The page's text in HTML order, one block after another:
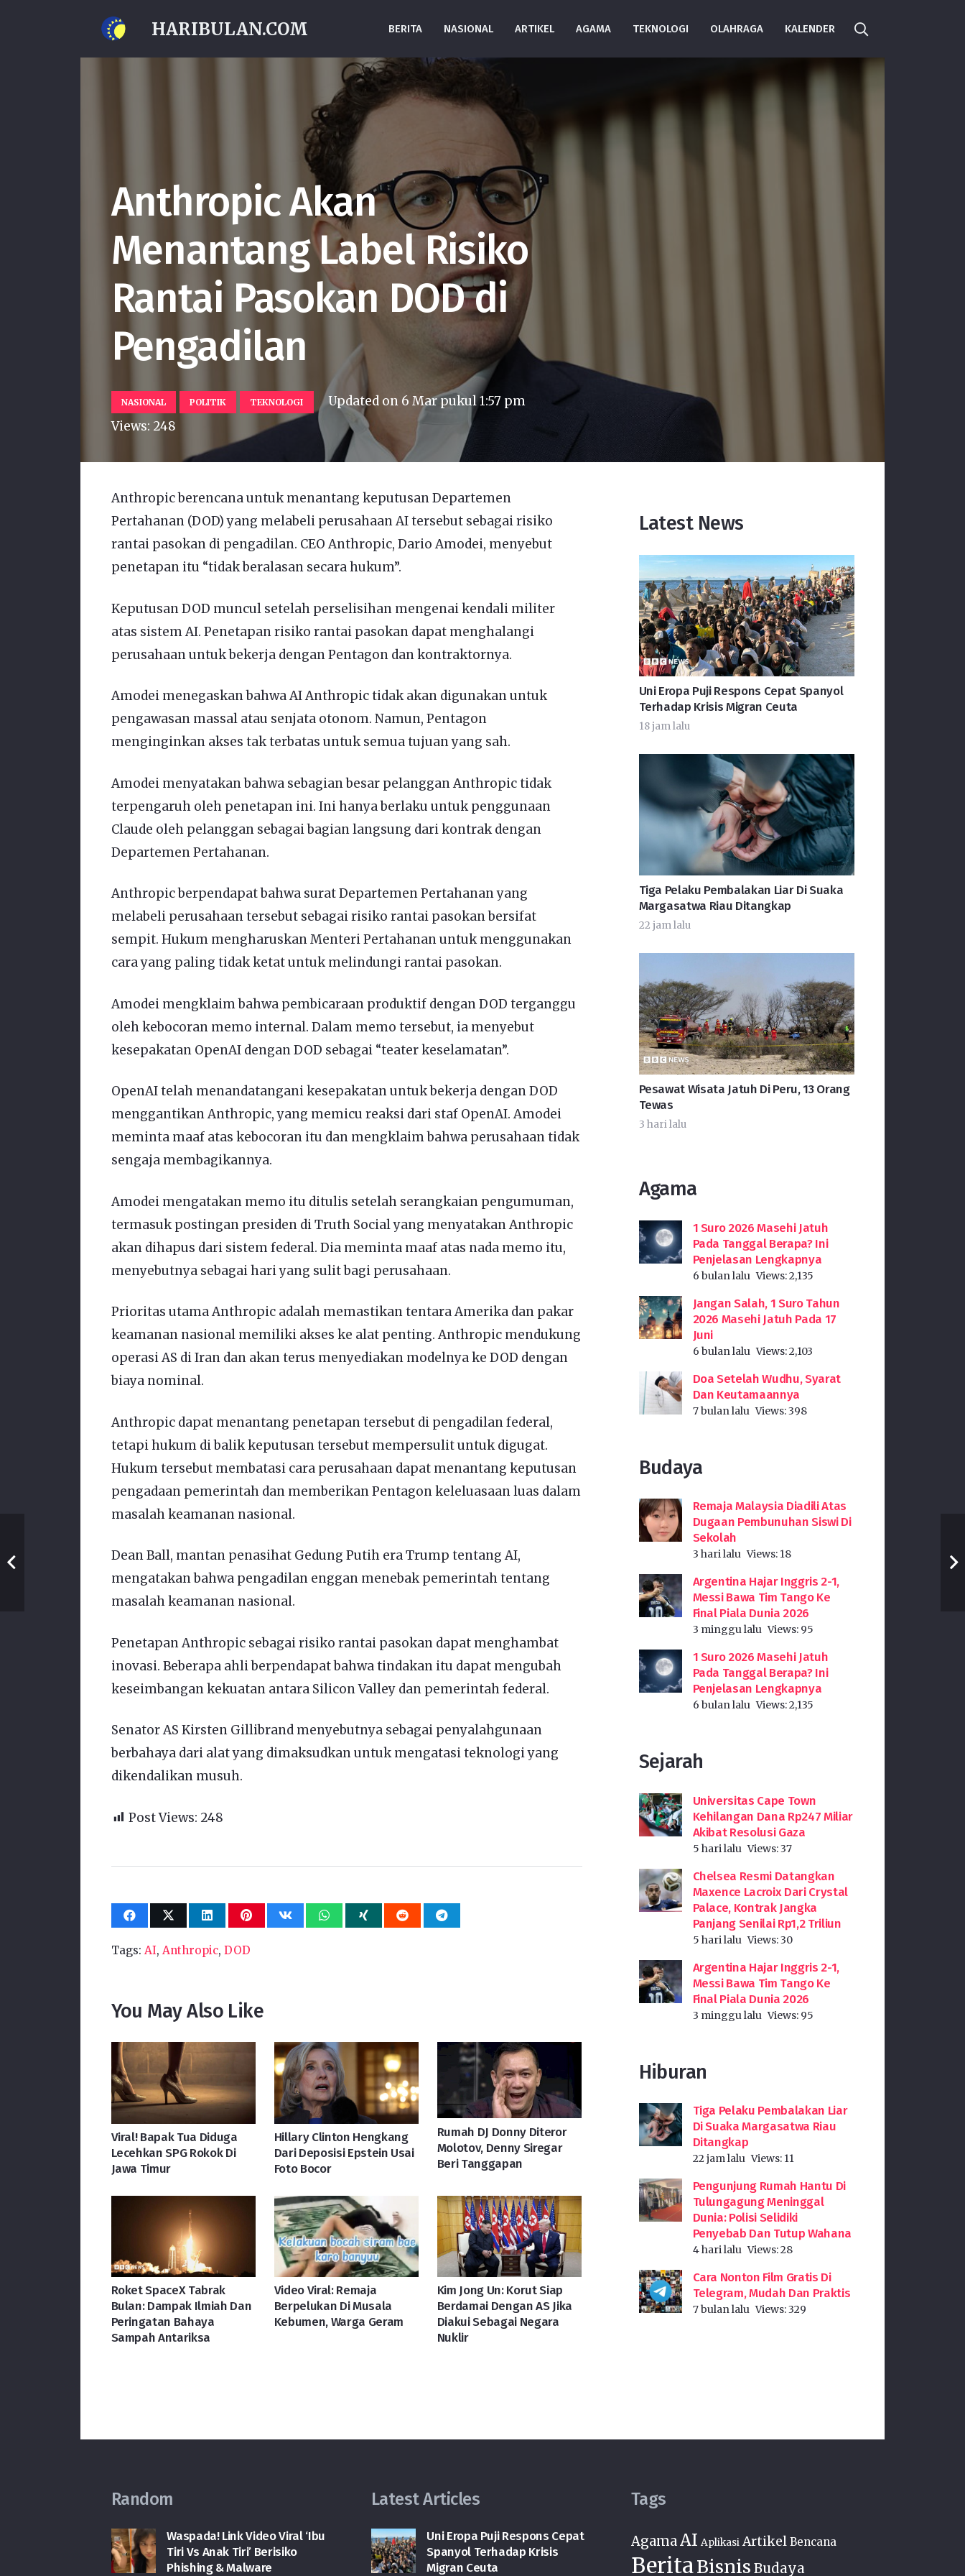
HARIBULAN.COM BERITA NASIONAL ARTIKEL AGAMA TEKNOLOGI OLAHRAGA KALENDER
Anthropic Akan
Menantang Label Risiko
Rantai Pasokan DOD di
Pengadilan
NASIONAL POLITIK TEKNOLOGI Updated on 6 Mar pukul 1:57 pm
Views: 248
Anthropic berencana untuk menantang keputusan Departemen
Pertahanan (DOD) yang melabeli perusahaan AI tersebut sebagai risiko
rantai pasokan di pengadilan. CEO Anthropic, Dario Amodei, menyebut
penetapan itu “tidak beralasan secara hukum”.
Keputusan DOD muncul setelah perselisihan mengenai kendali militer
atas sistem AI. Penetapan risiko rantai pasokan dapat menghalangi
perusahaan untuk bekerja dengan Pentagon dan kontraktornya.
Amodei menegaskan bahwa AI Anthropic tidak akan digunakan untuk
pengawasan massal atau senjata otonom. Namun, Pentagon
menginginkan akses tak terbatas untuk semua tujuan yang sah.
Amodei menyatakan bahwa sebagian besar pelanggan Anthropic tidak
terpengaruh oleh penetapan ini. Ini hanya berlaku untuk penggunaan
Claude oleh pelanggan sebagai bagian langsung dari kontrak dengan
Departemen Pertahanan.
Anthropic berpendapat bahwa surat Departemen Pertahanan yang
melabeli perusahaan tersebut sebagai risiko rantai pasokan bersifat
sempit. Hukum mengharuskan Menteri Pertahanan untuk menggunakan
cara yang paling tidak ketat untuk melindungi rantai pasokan.
Amodei mengklaim bahwa pembicaraan produktif dengan DOD terganggu
oleh kebocoran memo internal. Dalam memo tersebut, ia menyebut
kesepakatan OpenAI dengan DOD sebagai “teater keselamatan”.
OpenAI telah menandatangani kesepakatan untuk bekerja dengan DOD
menggantikan Anthropic, yang memicu reaksi dari staf OpenAI. Amodei
meminta maaf atas kebocoran itu dan mengklaim bahwa perusahaan tidak
sengaja membagikannya.
Amodei mengatakan memo itu ditulis setelah serangkaian pengumuman,
termasuk postingan presiden di Truth Social yang menyatakan Anthropic
akan dihapus dari sistem federal. Dia meminta maaf atas nada memo itu,
menyebutnya sebagai hari yang sulit bagi perusahaan.
Prioritas utama Anthropic adalah memastikan tentara Amerika dan pakar
keamanan nasional memiliki akses ke alat penting. Anthropic mendukung
operasi AS di Iran dan akan terus menyediakan modelnya ke DOD dengan
biaya nominal.
Anthropic dapat menantang penetapan tersebut di pengadilan federal,
tetapi hukum di balik keputusan tersebut mempersulit untuk digugat.
Hukum tersebut membatasi cara perusahaan dapat menantang keputusan
pengadaan pemerintah dan memberikan Pentagon keleluasaan luas dalam
masalah keamanan nasional.
Dean Ball, mantan penasihat Gedung Putih era Trump tentang AI,
mengatakan bahwa pengadilan enggan menebak pemerintah tentang
masalah keamanan nasional.
Penetapan Anthropic sebagai risiko rantai pasokan dapat menghambat
inovasi. Beberapa ahli berpendapat bahwa tindakan itu dapat mengubah
keseimbangan kekuatan antara Silicon Valley dan pemerintah federal.
Senator AS Kirsten Gillibrand menyebutnya sebagai penyalahgunaan
berbahaya dari alat yang dimaksudkan untuk mengatasi teknologi yang
dikendalikan musuh.
Post Views: 248
Tags: AI, Anthropic, DOD
You May Also Like
Viral! Bapak Tua Diduga
Lecehkan SPG Rokok Di
Jawa Timur
Hillary Clinton Hengkang
Dari Deposisi Epstein Usai
Foto Bocor
Rumah DJ Donny Diteror
Molotov, Denny Siregar
Beri Tanggapan
Roket SpaceX Tabrak
Bulan: Dampak Ilmiah Dan
Peringatan Bahaya
Sampah Antariksa
Video Viral: Remaja
Berpelukan Di Musala
Kebumen, Warga Geram
Kim Jong Un: Korut Siap
Berdamai Dengan AS Jika
Diakui Sebagai Negara
Nuklir
Latest News
Uni Eropa Puji Respons Cepat Spanyol
Terhadap Krisis Migran Ceuta
18 jam lalu
Tiga Pelaku Pembalakan Liar Di Suaka
Margasatwa Riau Ditangkap
22 jam lalu
Pesawat Wisata Jatuh Di Peru, 13 Orang
Tewas
3 hari lalu
Agama
1 Suro 2026 Masehi Jatuh
Pada Tanggal Berapa? Ini
Penjelasan Lengkapnya
6 bulan lalu Views:2,135
Jangan Salah, 1 Suro Tahun
2026 Masehi Jatuh Pada 17
Juni
6 bulan lalu Views:2,103
Doa Setelah Wudhu, Syarat
Dan Keutamaannya
7 bulan lalu Views:398
Budaya
Remaja Malaysia Diadili Atas
Dugaan Pembunuhan Siswi Di
Sekolah
3 hari lalu Views: 18
Argentina Hajar Inggris 2-1,
Messi Bawa Tim Tango Ke
Final Piala Dunia 2026
3 minggu lalu Views: 95
1 Suro 2026 Masehi Jatuh
Pada Tanggal Berapa? Ini
Penjelasan Lengkapnya
6 bulan lalu Views:2,135
Sejarah
Universitas Cape Town
Kehilangan Dana Rp247 Miliar
Akibat Resolusi Gaza
5 hari lalu Views:37
Chelsea Resmi Datangkan
Maxence Lacroix Dari Crystal
Palace, Kontrak Jangka
Panjang Senilai Rp1,2 Triliun
5 hari lalu Views:30
Argentina Hajar Inggris 2-1,
Messi Bawa Tim Tango Ke
Final Piala Dunia 2026
3 minggu lalu Views: 95
Hiburan
Tiga Pelaku Pembalakan Liar
Di Suaka Margasatwa Riau
Ditangkap
22 jam lalu Views: 11
Pengunjung Rumah Hantu Di
Tulungagung Meninggal
Dunia: Polisi Selidiki
Penyebab Dan Tutup Wahana
4 hari lalu Views:28
Cara Nonton Film Gratis Di
Telegram, Mudah Dan Praktis
7 bulan lalu Views:329
Random
Waspada! Link Video Viral ‘Ibu
Tiri Vs Anak Tiri’ Berisiko
Phishing & Malware
Latest Articles
Uni Eropa Puji Respons Cepat
Spanyol Terhadap Krisis
Migran Ceuta
Tags
AgamaAI Aplikasi Artikel Bencana
BeritaBisnis Budaya